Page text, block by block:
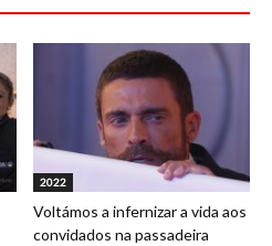
2022
Voltámos a infernizar a vida aos
convidados na passadeira